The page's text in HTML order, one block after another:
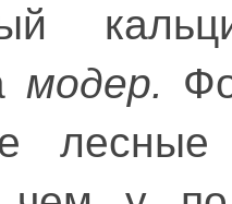
модер.